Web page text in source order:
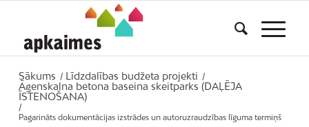
Sākums / Līdzdalības budžeta projekti /
Āgenskalna betona baseina skeitparks (DAĻĒJA
ĪSTENOŠANA)
/
Pagarināts dokumentācijas izstrādes un autoruzraudzības līguma termiņš